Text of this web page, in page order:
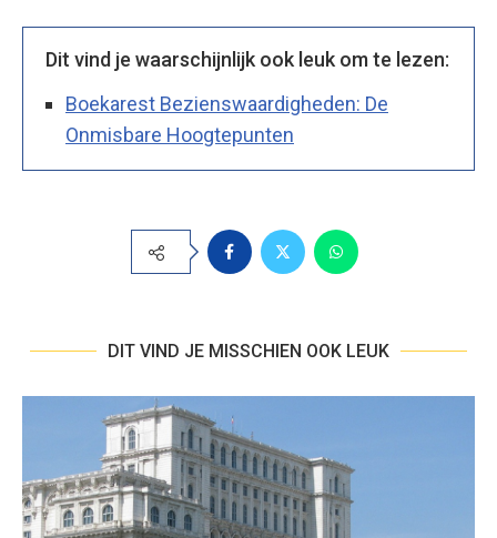
Dit vind je waarschijnlijk ook leuk om te lezen:
Boekarest Bezienswaardigheden: De
Onmisbare Hoogtepunten
DIT VIND JE MISSCHIEN OOK LEUK